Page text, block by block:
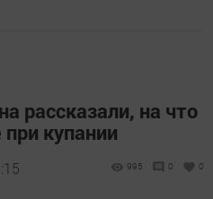
рассказали, на что
купании
995 0 0